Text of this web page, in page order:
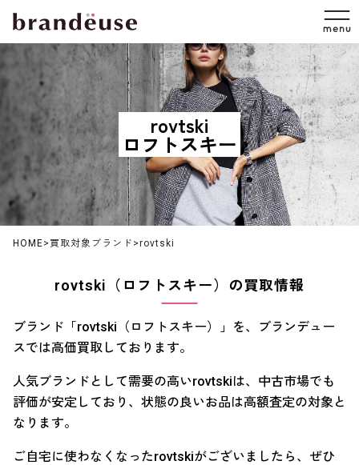
rovtski
ロフトスキー
HOME> 買取対象ブランド >rovtski
rovtski（ロフトスキー）の買取情報
ブランド「rovtski（ロフトスキー）」を、ブランデュー
スでは高価買取しております。
人気ブランドとして需要の高いrovtskiは、中古市場でも
評価が安定しており、状態の良いお品は高額査定の対象と
なります。
ご自宅に使わなくなったrovtskiがございましたら、ぜひ